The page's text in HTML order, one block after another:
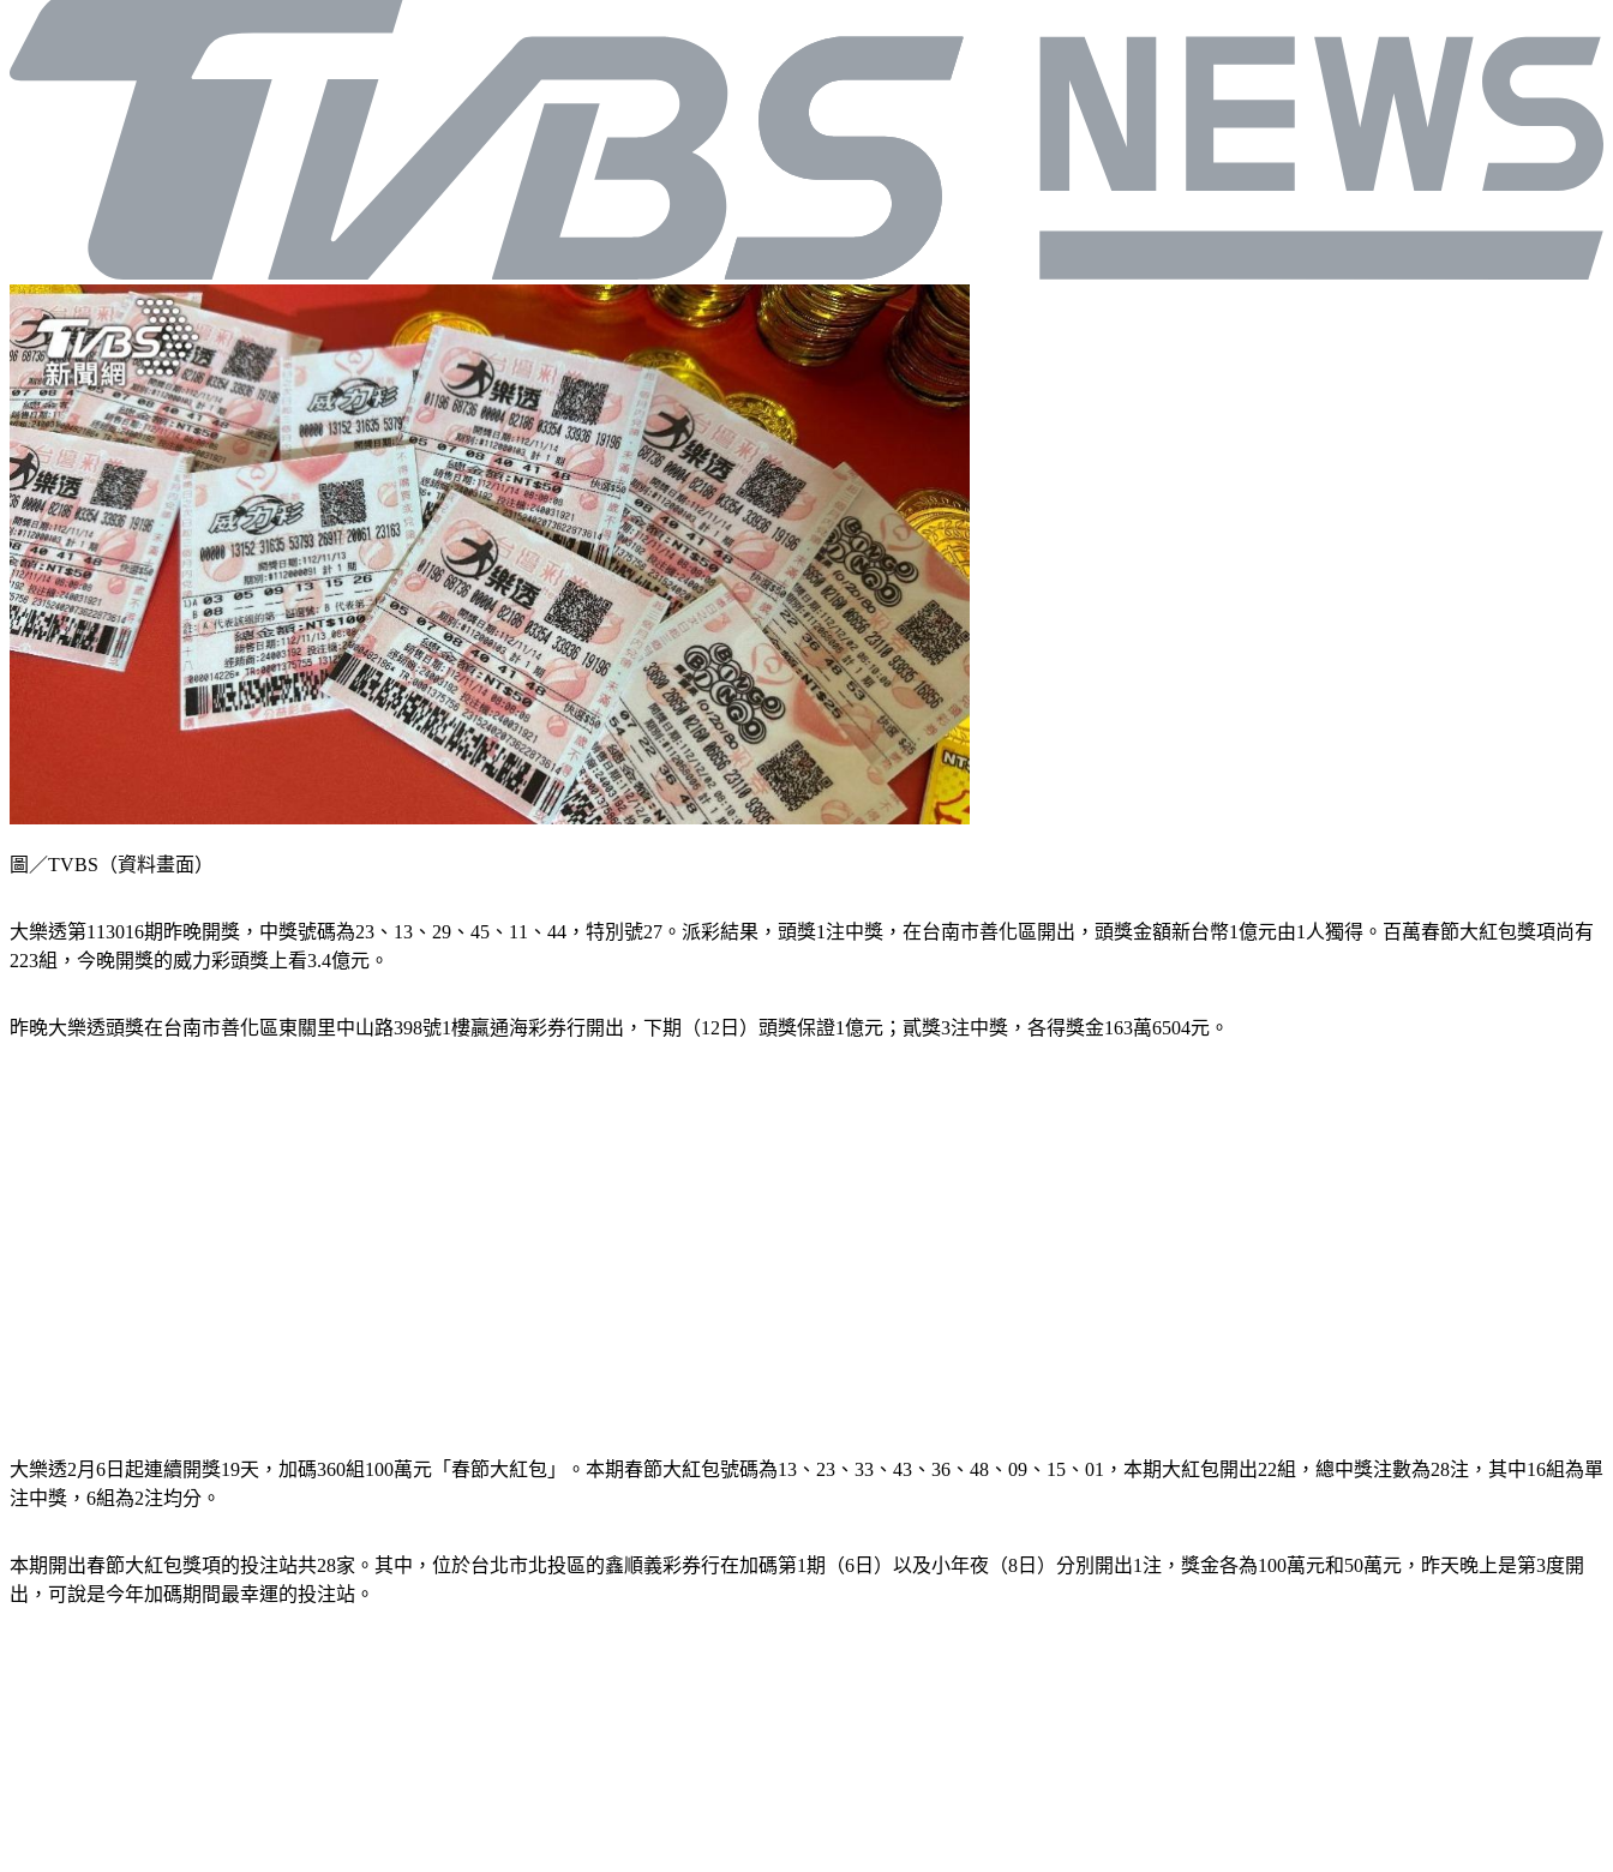
圖／TVBS（資料畫面）
大樂透第113016期昨晚開獎，中獎號碼為23、13、29、45、11、44，特別號27。派彩結果，頭獎1注中獎，在台南市善化區開出，頭獎金額新台幣1億元由1人獨得。百萬春節大紅包獎項尚有
223組，今晚開獎的威力彩頭獎上看3.4億元。
昨晚大樂透頭獎在台南市善化區東關里中山路398號1樓贏通海彩券行開出，下期（12日）頭獎保證1億元；貳獎3注中獎，各得獎金163萬6504元。
大樂透2月6日起連續開獎19天，加碼360組100萬元「春節大紅包」。本期春節大紅包號碼為13、23、33、43、36、48、09、15、01，本期大紅包開出22組，總中獎注數為28注，其中16組為單
注中獎，6組為2注均分。
本期開出春節大紅包獎項的投注站共28家。其中，位於台北市北投區的鑫順義彩券行在加碼第1期（6日）以及小年夜（8日）分別開出1注，獎金各為100萬元和50萬元，昨天晚上是第3度開
出，可說是今年加碼期間最幸運的投注站。